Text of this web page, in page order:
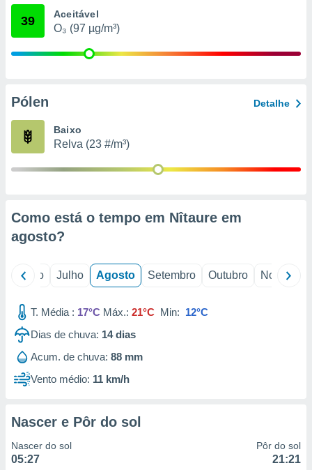
estudos
e
1199
39 Aceitável
O₃ (97 µg/m³)
Pólen Detalhe
Baixo
Relva (23 #/m³)
Como está o tempo em Nîtaure em
agosto?
Junho Julho Agosto Setembro Outubro Novembro
T. Média : 17°C Máx.: 21°C Min: 12°C
Dias de chuva: 14dias
Acum. de chuva: 88 mm
Vento médio: 11 km/h
Nascer e Pôr do sol
Nascer do sol
05:27
Pôr do sol
21:21